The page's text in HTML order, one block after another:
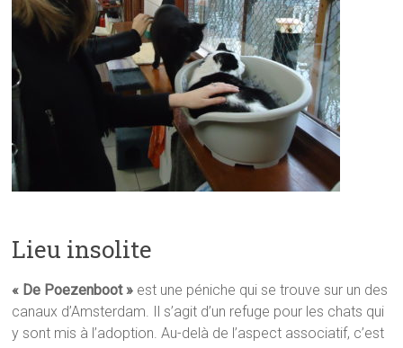
Lieu insolite
« De Poezenboot » est une péniche qui se trouve sur un des
canaux d’Amsterdam. Il s’agit d’un refuge pour les chats qui
y sont mis à l’adoption. Au-delà de l’aspect associatif, c’est